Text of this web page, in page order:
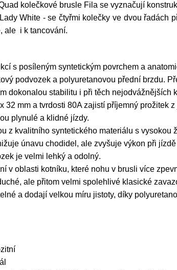
kolečkové brusle Fila se vyznačují
White - se čtyřmi kolečky ve dvou
ale i k tancování.
s posíleným syntetickým povrchem a
podvozek a polyuretanovou přední brzdu.
dokonalou stabilitu i při těch nejodvážnějších
32 mm a tvrdosti 80A zajistí příjemný prožitek
plynulé a klidné jízdy.
z kvalitního syntetického materiálu s
únavu chodidel, ale zvyšuje výkon při
je velmi lehký a odolný.
v oblasti kotníku, které nohu v brusli více
ale přitom velmi spolehlivé klasické
a dodají velkou míru jistoty, díky